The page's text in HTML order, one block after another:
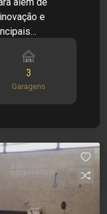
além de
e
o direito de
3
Garagens